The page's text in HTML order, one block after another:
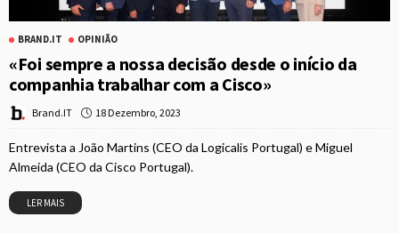
BRAND.IT OPINIÃO
«Foi sempre a nossa decisão desde o início da
companhia trabalhar com a Cisco»
Brand.IT 18 Dezembro, 2023
Entrevista a João Martins (CEO da Logicalis Portugal) e Miguel
Almeida (CEO da Cisco Portugal).
LER MAIS